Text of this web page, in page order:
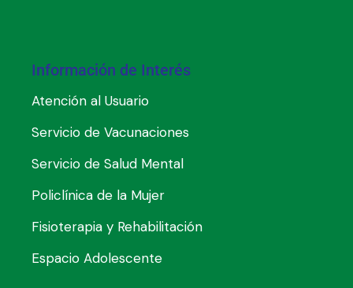
Información de Interés
Atención al Usuario
Servicio de Vacunaciones
Servicio de Salud Mental
Policlínica de la Mujer
Fisioterapia y Rehabilitación
Espacio Adolescente